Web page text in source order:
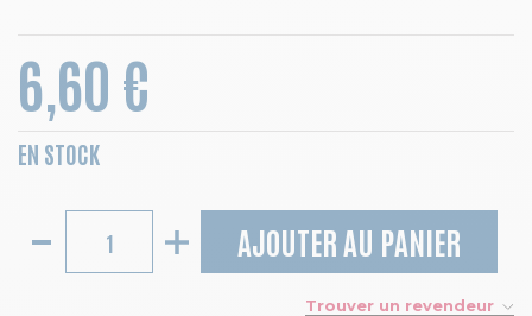
6,60 €
EN STOCK
AJOUTER AU PANIER
Trouver un revendeur